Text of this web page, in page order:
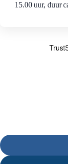
15.00 uur, duur